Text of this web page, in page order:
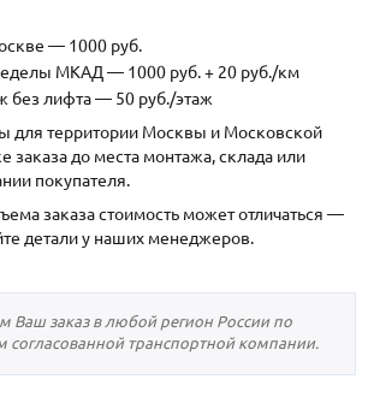
— 1000 руб.
МКАД — 1000 руб. + 20 руб./км
без лифта — 50 руб./этаж
для территории Москвы и Московской
заказа до места монтажа, склада или
покупателя.
заказа стоимость может отличаться —
детали у наших менеджеров.
Ваш заказ в любой регион России по
согласованной транспортной компании.